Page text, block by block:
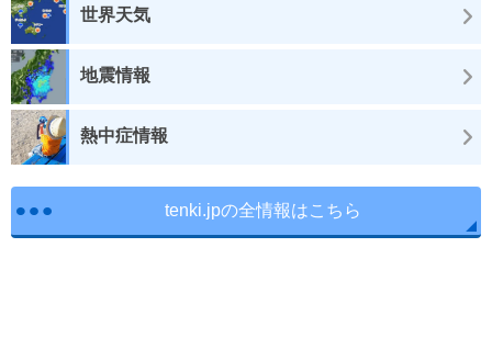
世界天気
地震情報
熱中症情報
tenki.jpの全情報はこちら